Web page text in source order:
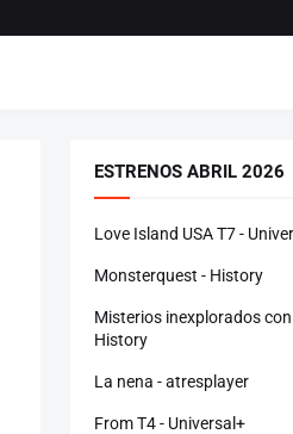
ESTRENOS ABRIL 2026
Love Island USA T7 -
Monsterquest - History
Misterios inexplorados con
History
La nena - atresplayer
From T4 - Universal+